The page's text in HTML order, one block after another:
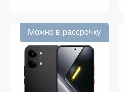
Можно в рассрочку